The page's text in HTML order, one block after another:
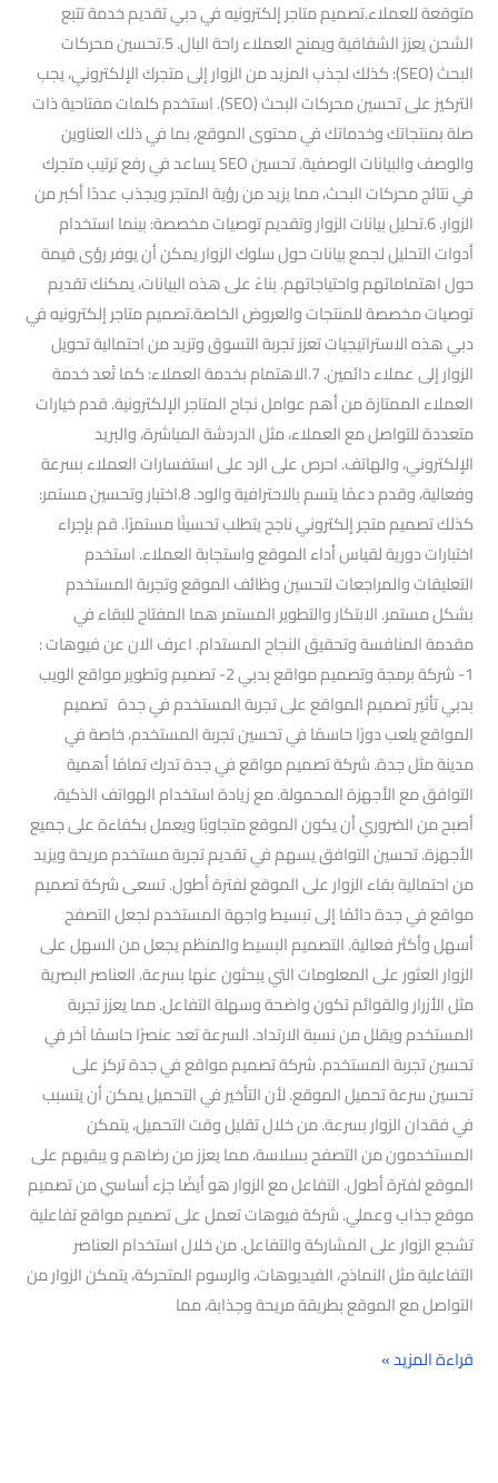
متوقعة للعملاء.تصميم متاجر إلكترونيه في دبي تقديم خدمة تتبع
الشحن يعزز الشفافية ويمنح العملاء راحة البال. 5.تحسين محركات
البحث (SEO): كذلك لجذب المزيد من الزوار إلى متجرك الإلكتروني، يجب
التركيز على تحسين محركات البحث (SEO). استخدم كلمات مفتاحية ذات
صلة بمنتجاتك وخدماتك في محتوى الموقع، بما في ذلك العناوين
والوصف والبيانات الوصفية. تحسين SEO يساعد في رفع ترتيب متجرك
في نتائج محركات البحث، مما يزيد من رؤية المتجر ويجذب عددًا أكبر من
الزوار. 6.تحليل بيانات الزوار وتقديم توصيات مخصصة: بينما استخدام
أدوات التحليل لجمع بيانات حول سلوك الزوار يمكن أن يوفر رؤى قيمة
حول اهتماماتهم واحتياجاتهم. بناءً على هذه البيانات، يمكنك تقديم
توصيات مخصصة للمنتجات والعروض الخاصة.تصميم متاجر إلكترونيه في
دبي هذه الاستراتيجيات تعزز تجربة التسوق وتزيد من احتمالية تحويل
الزوار إلى عملاء دائمين. 7.الاهتمام بخدمة العملاء: كما تُعد خدمة
العملاء الممتازة من أهم عوامل نجاح المتاجر الإلكترونية. قدم خيارات
متعددة للتواصل مع العملاء، مثل الدردشة المباشرة، والبريد
الإلكتروني، والهاتف. احرص على الرد على استفسارات العملاء بسرعة
وفعالية، وقدم دعمًا يتسم بالاحترافية والود. 8.اختبار وتحسين مستمر:
كذلك تصميم متجر إلكتروني ناجح يتطلب تحسينًا مستمرًا. قم بإجراء
اختبارات دورية لقياس أداء الموقع واستجابة العملاء. استخدم
التعليقات والمراجعات لتحسين وظائف الموقع وتجربة المستخدم
بشكل مستمر. الابتكار والتطوير المستمر هما المفتاح للبقاء في
مقدمة المنافسة وتحقيق النجاح المستدام. اعرف الان عن فيوهات :
1- شركة برمجة وتصميم مواقع بدبي 2- تصميم وتطوير مواقع الويب
بدبي تأثير تصميم المواقع على تجربة المستخدم في جدة تصميم
المواقع يلعب دورًا حاسمًا في تحسين تجربة المستخدم، خاصة في
مدينة مثل جدة. شركة تصميم مواقع في جدة تدرك تمامًا أهمية
التوافق مع الأجهزة المحمولة. مع زيادة استخدام الهواتف الذكية،
أصبح من الضروري أن يكون الموقع متجاوبًا ويعمل بكفاءة على جميع
الأجهزة. تحسين التوافق يسهم في تقديم تجربة مستخدم مريحة ويزيد
من احتمالية بقاء الزوار على الموقع لفترة أطول. تسعى شركة تصميم
مواقع في جدة دائمًا إلى تبسيط واجهة المستخدم لجعل التصفح
أسهل وأكثر فعالية. التصميم البسيط والمنظم يجعل من السهل على
الزوار العثور على المعلومات التي يبحثون عنها بسرعة. العناصر البصرية
مثل الأزرار والقوائم تكون واضحة وسهلة التفاعل. مما يعزز تجربة
المستخدم ويقلل من نسبة الارتداد. السرعة تعد عنصرًا حاسمًا آخر في
تحسين تجربة المستخدم. شركة تصميم مواقع في جدة تركز على
تحسين سرعة تحميل الموقع. لأن التأخير في التحميل يمكن أن يتسبب
في فقدان الزوار بسرعة. من خلال تقليل وقت التحميل، يتمكن
المستخدمون من التصفح بسلاسة، مما يعزز من رضاهم و يبقيهم على
الموقع لفترة أطول. التفاعل مع الزوار هو أيضًا جزء أساسي من تصميم
موقع جذاب وعملي. شركة فيوهات تعمل على تصميم مواقع تفاعلية
تشجع الزوار على المشاركة والتفاعل. من خلال استخدام العناصر
التفاعلية مثل النماذج، الفيديوهات، والرسوم المتحركة، يتمكن الزوار من
التواصل مع الموقع بطريقة مريحة وجذابة، مما
قراءة المزيد »